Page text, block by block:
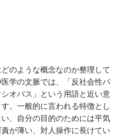
のような概念なのか整理して
学の文脈では、「反社会性パ
オパス」という用語と近い意
。一般的に言われる特徴とし
、自分の目的のためには平気
が薄い、対人操作に長けてい